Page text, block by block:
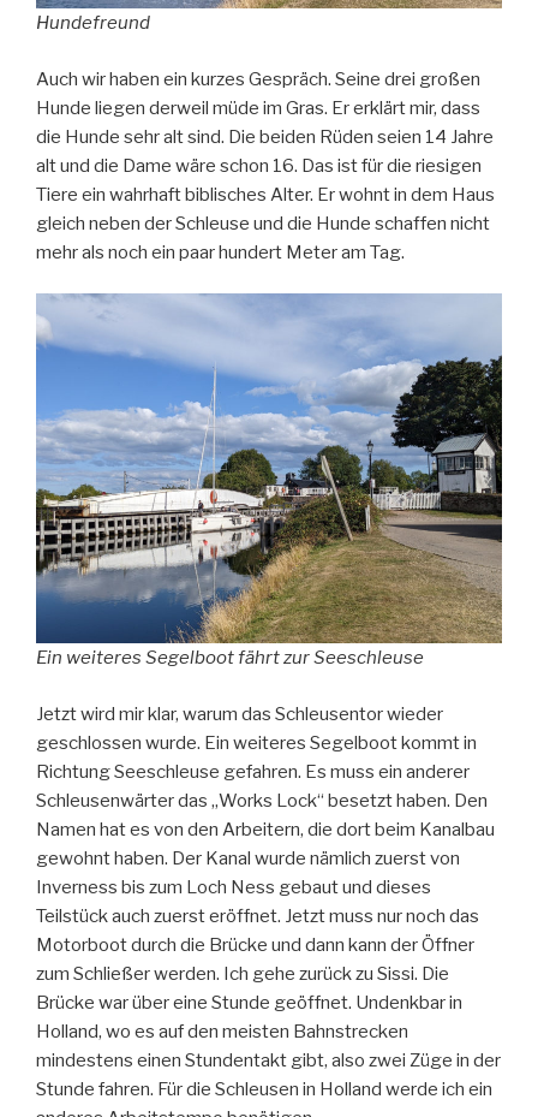
Hundefreund
Auch wir haben ein kurzes Gespräch. Seine drei großen
Hunde liegen derweil müde im Gras. Er erklärt mir, dass
die Hunde sehr alt sind. Die beiden Rüden seien 14 Jahre
alt und die Dame wäre schon 16. Das ist für die riesigen
Tiere ein wahrhaft biblisches Alter. Er wohnt in dem Haus
gleich neben der Schleuse und die Hunde schaffen nicht
mehr als noch ein paar hundert Meter am Tag.
Ein weiteres Segelboot fährt zur Seeschleuse
Jetzt wird mir klar, warum das Schleusentor wieder
geschlossen wurde. Ein weiteres Segelboot kommt in
Richtung Seeschleuse gefahren. Es muss ein anderer
Schleusenwärter das „Works Lock“ besetzt haben. Den
Namen hat es von den Arbeitern, die dort beim Kanalbau
gewohnt haben. Der Kanal wurde nämlich zuerst von
Inverness bis zum Loch Ness gebaut und dieses
Teilstück auch zuerst eröffnet. Jetzt muss nur noch das
Motorboot durch die Brücke und dann kann der Öffner
zum Schließer werden. Ich gehe zurück zu Sissi. Die
Brücke war über eine Stunde geöffnet. Undenkbar in
Holland, wo es auf den meisten Bahnstrecken
mindestens einen Stundentakt gibt, also zwei Züge in der
Stunde fahren. Für die Schleusen in Holland werde ich ein